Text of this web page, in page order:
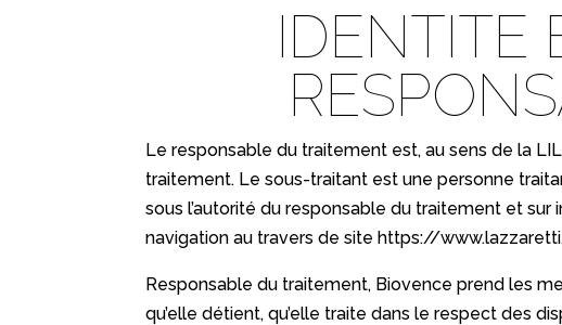
IDENTITE
Le responsable du traitement est, au sens de la
traitement. Le sous-traitant est une personne
sous l’autorité du responsable du traitement et
navigation au travers de sitehttps://
Responsable du traitement, Biovence prend les
qu’elle détient, qu’elle traite dans le respect des